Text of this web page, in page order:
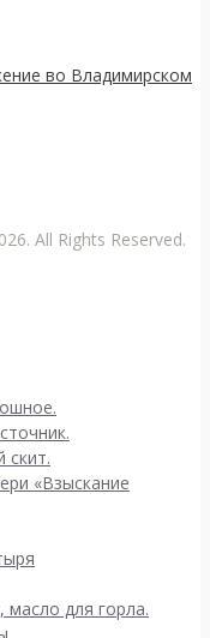
во Владимирском
All Rights Reserved.
скит.
«Взыскание
масло для горла.